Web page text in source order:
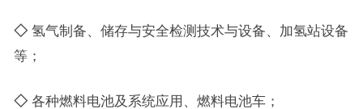
◇ 氢气制备、储存与安全检测技术与设备、加氢站设备
等；
◇各种燃料电池及系统应用、燃料电池车；